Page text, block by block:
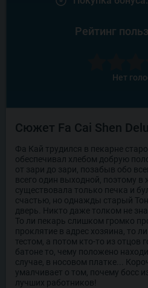
Рейтинг
Нет
Сюжет Fa Cai Shen
Фа Кай трудился в пекарне
обеспечивал хлебом добрую
от зари до зари, позабыв обо
всего один выходной, поэтому в
существовала только печка и
счастью, но однажды старый
дверь. Никто даже толком не
То ли пекарь слишком громко
проклятие в адрес хозяина, то
тестом, а потом кто-то из отцов
батоне то, чему положено
случае, в носовом платке...
умалчивает о том, почему босс
лучших работников!